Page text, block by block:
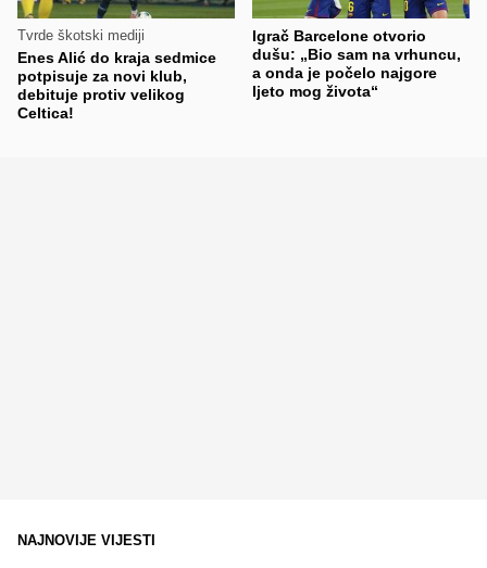
Tvrde škotski mediji
Enes Alić do kraja sedmice
potpisuje za novi klub,
debituje protiv velikog
Celtica!
Igrač Barcelone otvorio
dušu: „Bio sam na vrhuncu,
a onda je počelo najgore
ljeto mog života“
NAJNOVIJE VIJESTI